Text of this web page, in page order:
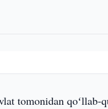
tomonidan qoʻllab-